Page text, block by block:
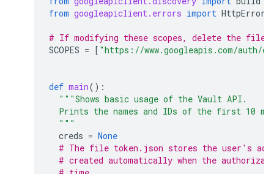
from googleapiclient.errors import HttpError
# If modifying these scopes, delete the file
SCOPES = [ "https://www.googleapis.com/auth/
def main():
"""Shows basic usage of the Vault API.
Prints the names and IDs of the first 10
  """
creds = None
# The file token.json stores the user's
# created automatically when the